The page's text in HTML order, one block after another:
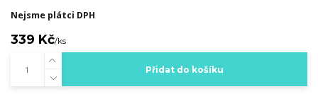
Nejsme plátci DPH
339 Kč/ks
Přidat do košíku